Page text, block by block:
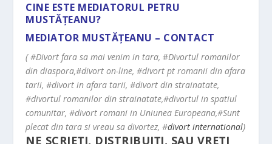
CINE ESTE MEDIATORUL PETRU
MUSTĂȚEANU?
MEDIATOR MUSTĂȚEANU – CONTACT
( #Divort fara sa mai venim in tara, #Divortul romanilor
din diaspora,#divort on-line, #divort pt romanii din afara
tarii, #divort in afara tarii, #divort din strainatate,
#divortul romanilor din strainatate,#divortul in spatiul
comunitar, #divort romani in Uniunea Europeana,#Sunt
plecat din tara si vreau sa divortez, #divort international)
NE SCRIEȚI, DISTRIBUIȚI, SAU VREȚI